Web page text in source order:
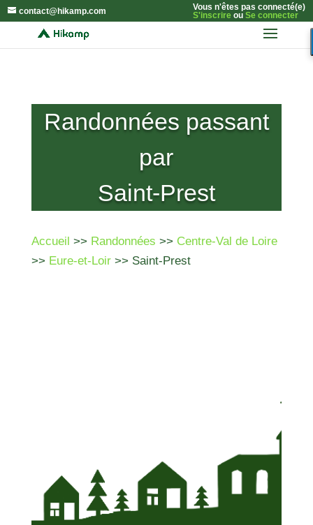
contact@hikamp.com
Vous n'êtes pas connecté(e)
S'inscrireou Se connecter
Randonnées passant
par
Saint-Prest
Accueil >> Randonnées >> Centre-Val de Loire
>> Eure-et-Loir>> Saint-Prest